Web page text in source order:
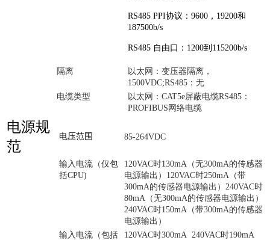
RS485 PPI协议：9600，19200和
187500b/s
RS485 自由口：1200到115200b/s
隔离
以太网：变压器隔离，
1500VDC;RS485：无
电缆类型
以太网：CAT5e屏蔽电缆RS485：
PROFIBUS网络电缆
电源规
范
电压范围 85-264VDC
输入电流（仅包
括CPU)
120VAC时130mA（无300mA的传感器
电源输出）120VAC时250mA（带
300mA的传感器电源输出）240VAC时
80mA（无300mA的传感器电源输出）
240VAC时150mA（带300mA的传感器
电源输出）
输入电流（包括
120VAC时300mA 240VAC时190mA